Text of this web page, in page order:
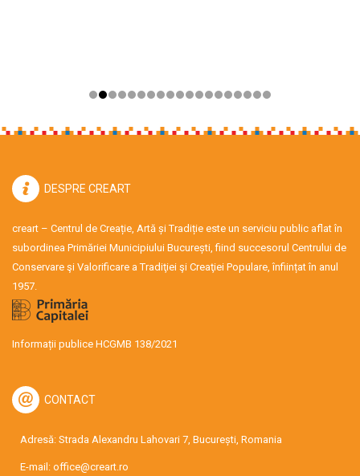
DESPRE CREART
creart – Centrul de Creație, Artă și Tradiție este un serviciu public aflat în
subordinea Primăriei Municipiului București, fiind succesorul Centrului de
Conservare şi Valorificare a Tradiţiei şi Creaţiei Populare, înființat în anul
1957.
Informații publice HCGMB 138/2021
CONTACT
Adresă: Strada Alexandru Lahovari 7, București, Romania
E-mail: office@creart.ro